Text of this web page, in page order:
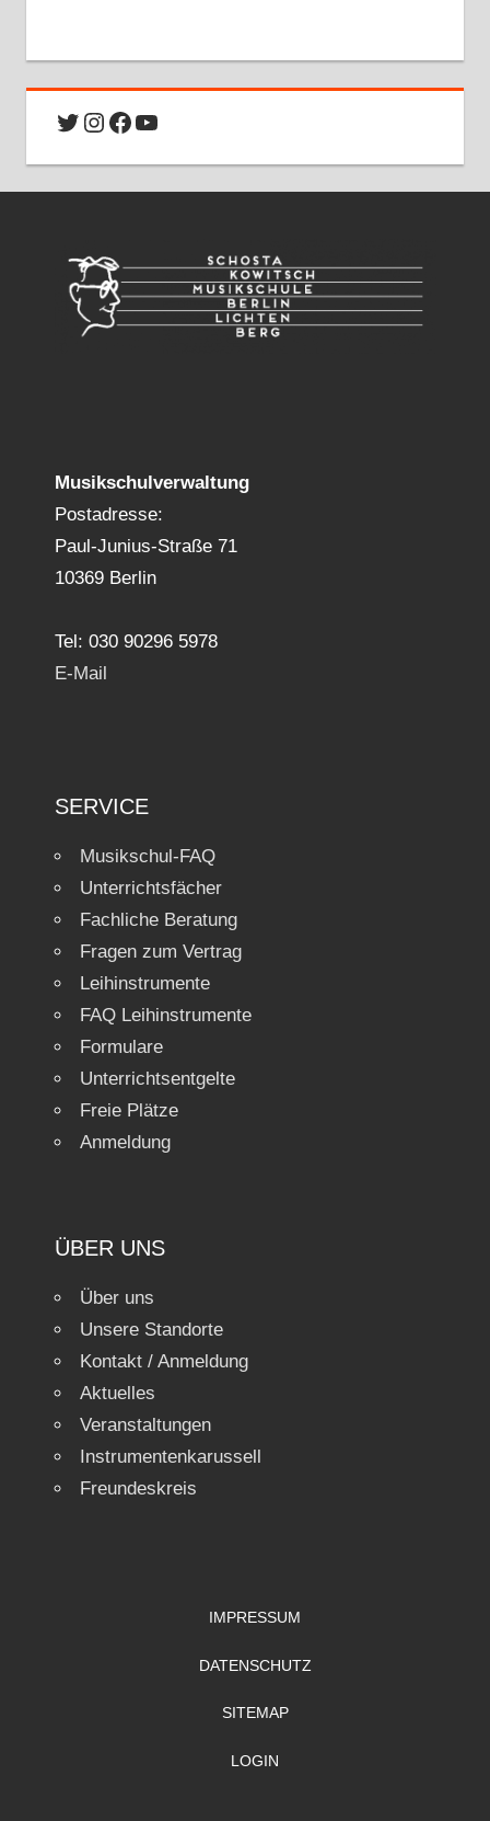
Twitter
Instagram
Facebook
YouTube
Musikschulverwaltung
Postadresse:
Paul-Junius-Straße 71
10369 Berlin
Tel: 030 90296 5978
E-Mail
SERVICE
Musikschul-FAQ
Unterrichtsfächer
Fachliche Beratung
Fragen zum Vertrag
Leihinstrumente
FAQ Leihinstrumente
Formulare
Unterrichtsentgelte
Freie Plätze
Anmeldung
ÜBER UNS
Über uns
Unsere Standorte
Kontakt / Anmeldung
Aktuelles
Veranstaltungen
Instrumentenkarussell
Freundeskreis
IMPRESSUM
DATENSCHUTZ
SITEMAP
LOGIN